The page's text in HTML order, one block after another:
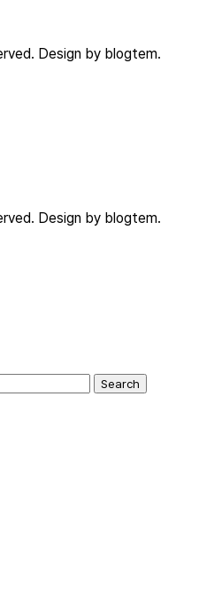
Design by blogtem.
Design by blogtem.
Search